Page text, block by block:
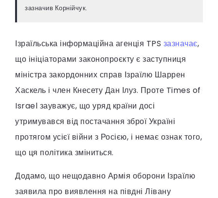
зазначив Корнійчук.
Ізраїльська інформаційна агенція TPS зазначає,
що ініціаторами законопроєкту є заступниця
міністра закордонних справ Ізраїлю Шаррен
Хаскель і член Кнесету Дан Ілуз. Проте Times of
Israel зауважує, що уряд країни досі
утримувався від постачання зброї Україні
протягом усієї війни з Росією, і немає ознак того,
що ця політика зміниться.
Додамо, що нещодавно Армія оборони Ізраїлю
заявила про виявлення на півдні Лівану